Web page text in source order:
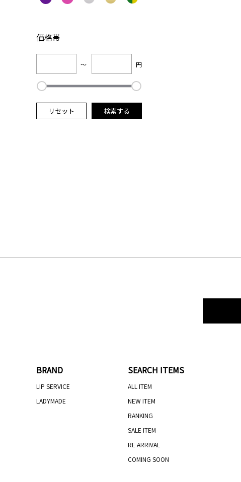
価格帯
～ 円
リセット 検索する
BRAND
LIP SERVICE
LADYMADE
SEARCH ITEMS
ALL ITEM
NEW ITEM
RANKING
SALE ITEM
RE ARRIVAL
COMING SOON